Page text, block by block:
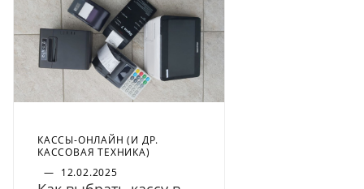
КАССЫ-ОНЛАЙН (И ДР.
КАССОВАЯ ТЕХНИКА)
— 12.02.2025